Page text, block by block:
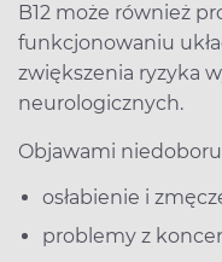
B12 może również
funkcjonowaniu
zwiększenia ryzyka
neurologicznych.
Objawami
osłabienie i
problemy z